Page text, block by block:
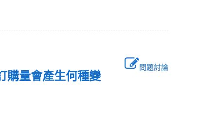
問題討論
購量會產生何種變